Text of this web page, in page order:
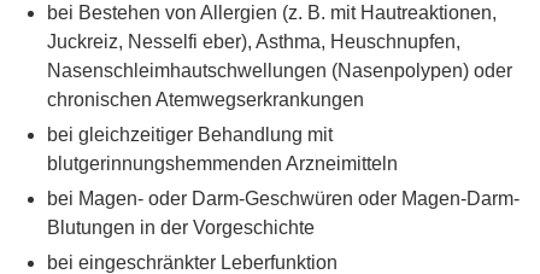
bei Bestehen von Allergien (z. B. mit Hautreaktionen,
Juckreiz, Nesselfi eber), Asthma, Heuschnupfen,
Nasenschleimhautschwellungen (Nasenpolypen) oder
chronischen Atemwegserkrankungen
bei gleichzeitiger Behandlung mit
blutgerinnungshemmenden Arzneimitteln
bei Magen- oder Darm-Geschwüren oder Magen-Darm-
Blutungen in der Vorgeschichte
bei eingeschränkter Leberfunktion